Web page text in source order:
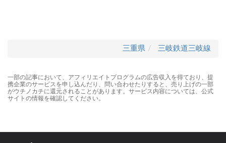
三重県 三岐鉄道三岐線
一部の記事において、アフィリエイトプログラムの広告収入を得ており、提
携企業のサービスを申し込んだり、問い合わせたりすると、売り上げの一部
がウチノカチに還元されることがあります。サービス内容については、公式
サイトの情報を確認してください。